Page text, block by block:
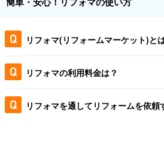
リフォマ(リフォームマーケット)と
リフォマの利用料金は？
リフォマを通してリフォームを依頼